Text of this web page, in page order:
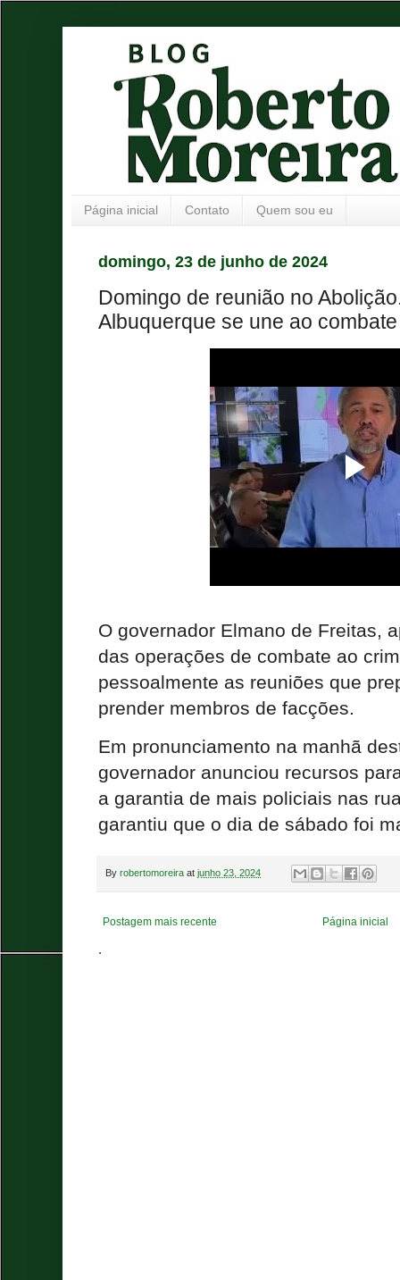
Página inicial Contato Quem sou eu
domingo, 23 de junho de 2024
Domingo de reunião no
Albuquerque se une ao
O governador Elmano de Freitas,
das operações de combate ao
pessoalmente as reuniões que
prender membros de facções.
Em pronunciamento na manhã
governador anunciou recursos
a garantia de mais policiais nas
garantiu que o dia de sábado foi
By robertomoreira at junho 23, 2024
Postagem mais recente Página inicial
.